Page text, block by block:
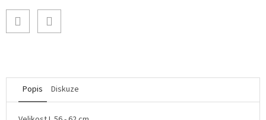
Popis Diskuze